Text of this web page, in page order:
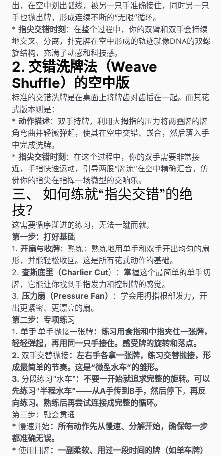
出，在空中划出弧线，被另一只手准确接住，同时另一只
手也抛出牌，形成连续不断的“无限”循环。
* 指尖交错时刻 ：在整个过程中，你的双臂和双手会持续
地交叉、分离，扑克牌在空中形成的轨迹就像DNA的双螺
旋结构，充满了动感和科技感。
2. 交错洗牌法（Weave
Shuffle）的空中版
标准的交错洗牌是在桌面上将牌齿对齿插在一起。而其花
式版本则是：
* 动作描述：双手持牌，利用大拇指的压力将两叠牌的牌
角弯曲并轻微弹起，使其在空中交错、嵌合，然后落入手
中完成洗牌。
* 指尖交错时刻 ：在这个过程中，你的双手需要非常接
近，手指快速运动，引导两股“牌流”在空中精确汇合，仿
佛你的指尖在指挥一场微型的交响乐。
三、 如何练就“指尖交错”的绝
技？
这需要循序渐进的练习，无法一蹴而就。
第一步：打好基础
1. 开扇与收牌：熟练：熟练地用单手和双手开出均匀的扇
形，并能轻松收回。这是所有花式动作的基础。
2. 查斯底里（Charlier Cut）
：掌握这个最简单的单手切
牌，它能让你找到手指发力和控制牌的感觉。
3. 压力扇（Pressure Fan）
：学会用拇指根部发力，开
出更紧密、更漂亮的扇。
第二步：专项练习
1. 单手 单手抛接一张牌：练习用食指和中指夹住一张牌，
轻轻弹起，再用同一只手接住。感受牌的旋转和落点。
2. 双手交替抛接：左右手各拿一张牌，练习交替抛接，形
成最简单的节奏。这是“微型水车”的雏形。
3. 分段练习“水车”：不要一开始就追求完整的旋转。可以
先练习“半程水车”——从A手传到B手，然后停下，再反
向练习。熟练后再尝试连接成完整的循环。
第三步：融会贯通
* 慢速开始：所有动作先从慢速、分解开始，确保每一步
都准确无误。
* 使用旧牌：一副柔软、用过一段时间的牌（如单车牌）